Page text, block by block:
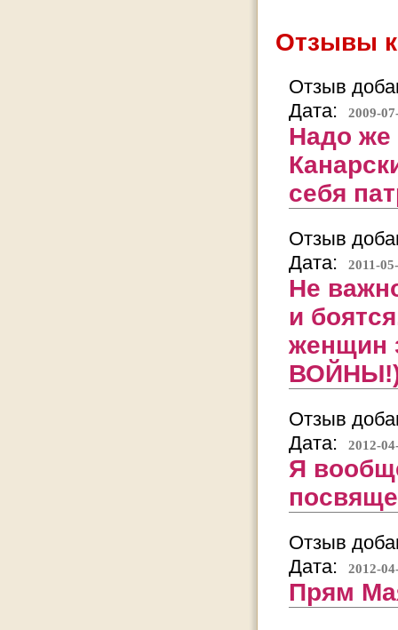
Отзывы
Отзыв
Дата:
2009-
Надо же
себя
Отзыв
Дата:
2011-
Не
и
женщин
Отзыв
Дата:
2012-
Я
Отзыв
Дата:
2012-
Прям